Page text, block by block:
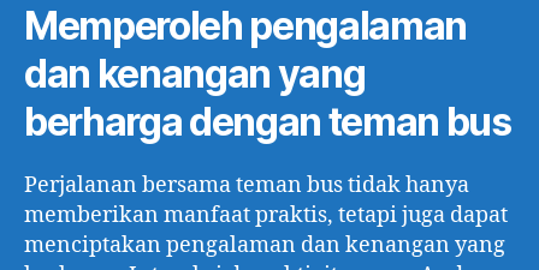
Memperoleh pengalaman
dan kenangan yang
berharga dengan teman bus
Perjalanan bersama teman bus tidak hanya
memberikan manfaat praktis, tetapi juga dapat
menciptakan pengalaman dan kenangan yang